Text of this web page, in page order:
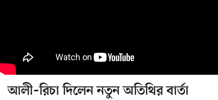
আলী–রিচা দিলেন নতুন অতিথির বার্তা